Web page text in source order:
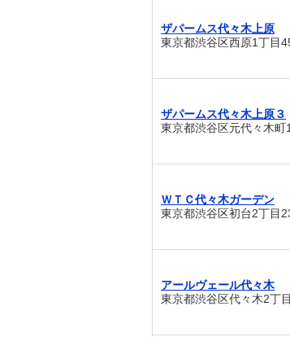
ザパームス代々木上原
東京都渋谷区西原1丁目
ザパームス代々木上原３
東京都渋谷区元代々木町
ＷＴＣ代々木ガーデン
東京都渋谷区初台2丁目
アールヴェール代々木
東京都渋谷区代々木2丁